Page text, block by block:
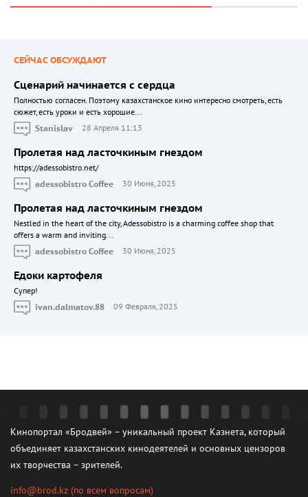
СЕЙЧАС ОБСУЖДАЮТ
Сценарий начинается с сердца
Полностью согласен. Поэтому казахстанское кино интересно смотреть, есть
сюжет, есть уроки и есть хорошие...
Stanislav
28 Апреля 11:13
Пролетая над ласточкиным гнездом
https://adessobistro.net/
adessobistro Coffee
30 Июня, 2025
Пролетая над ласточкиным гнездом
Nestled in the heart of the city, Adessobistro is a charming coffee shop that
offers a warm and inviting...
adessobistro Coffee
30 Июня, 2025
Едоки картофеля
Cупер!
ivan.dalmatov.88
09 Февраля, 2025
Кинопортал «Бродвей» – уникальный проект Казнета, который
объединяет казахстанских кинодеятелей и основных цензоров
их творчества – зрителей.
info@brod.kz (по всем вопросам)